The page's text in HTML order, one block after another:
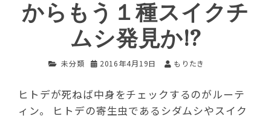
からもう１種スイクチ
ムシ発見か!?
未分類 2016年4月19日 もりたき
ヒトデが死ねば中身をチェックするのがルーテ
ィン。 ヒトデの寄生虫であるシダムシやスイク